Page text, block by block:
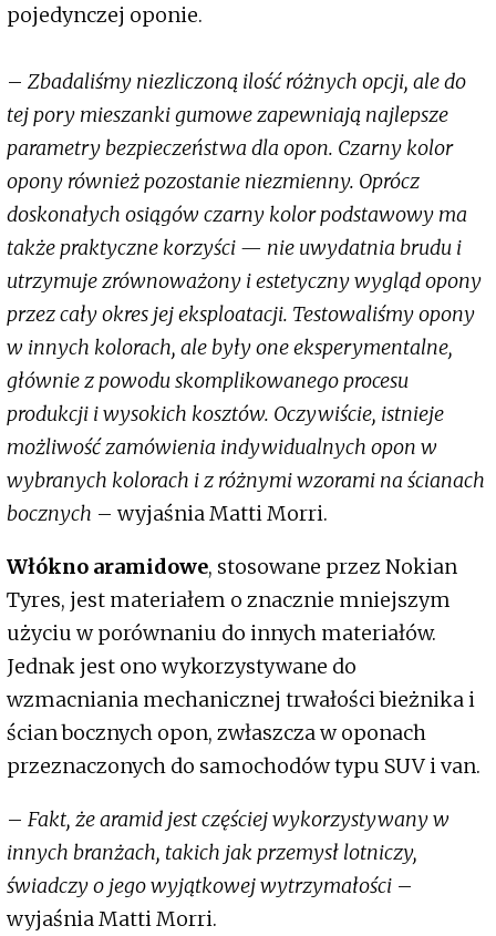
pojedynczej oponie.
– Zbadaliśmy niezliczoną ilość różnych opcji, ale do
tej pory mieszanki gumowe zapewniają najlepsze
parametry bezpieczeństwa dla opon. Czarny kolor
opony również pozostanie niezmienny. Oprócz
doskonałych osiągów czarny kolor podstawowy ma
także praktyczne korzyści — nie uwydatnia brudu i
utrzymuje zrównoważony i estetyczny wygląd opony
przez cały okres jej eksploatacji. Testowaliśmy opony
w innych kolorach, ale były one eksperymentalne,
głównie z powodu skomplikowanego procesu
produkcji i wysokich kosztów. Oczywiście, istnieje
możliwość zamówienia indywidualnych opon w
wybranych kolorach i z różnymi wzorami na ścianach
bocznych – wyjaśnia Matti Morri.
Włókno aramidowe, stosowane przez Nokian
Tyres, jest materiałem o znacznie mniejszym
użyciu w porównaniu do innych materiałów.
Jednak jest ono wykorzystywane do
wzmacniania mechanicznej trwałości bieżnika i
ścian bocznych opon, zwłaszcza w oponach
przeznaczonych do samochodów typu SUV i van.
– Fakt, że aramid jest częściej wykorzystywany w
innych branżach, takich jak przemysł lotniczy,
świadczy o jego wyjątkowej wytrzymałości –
wyjaśnia Matti Morri.